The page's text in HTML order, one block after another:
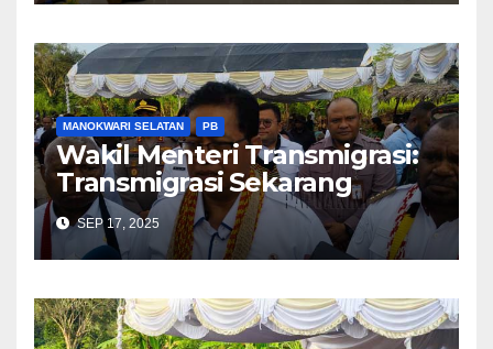
MANOKWARI SELATAN PB
Wakil Menteri Transmigrasi:
Transmigrasi Sekarang
Tergantung Permintaan
Pemerintah Daerah
SEP 17, 2025